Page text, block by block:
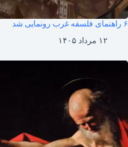
۶ راهنمای فلسفه غرب رونمایی شد
۱۲ مرداد ۱۴۰۵